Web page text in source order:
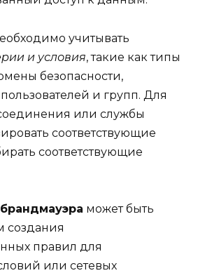
учитывать
и условия, такие как типы
безопасности,
и групп. Для
или службы
соответствующие
соответствующие
может быть
создания
правил для
или сетевых